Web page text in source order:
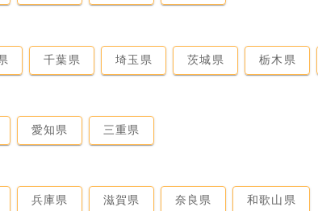
千葉県 埼玉県 茨城県 栃木県
愛知県 三重県
兵庫県 滋賀県 奈良県 和歌山県